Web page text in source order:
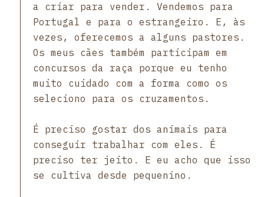
a criar para vender. Vendemos para
Portugal e para o estrangeiro. E, às
vezes, oferecemos a alguns pastores.
Os meus cães também participam em
concursos da raça porque eu tenho
muito cuidado com a forma como os
seleciono para os cruzamentos.
É preciso gostar dos animais para
conseguir trabalhar com eles. É
preciso ter jeito. E eu acho que isso
se cultiva desde pequenino.